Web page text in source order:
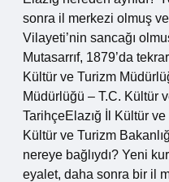
sonra il merkezi olmuş
Vilayeti’nin sancağı
Mutasarrıf, 1879’da
Kültür ve Turizm
Müdürlüğü – T.C. Kültür
TarihçeElazığ İl Kültür
Kültür ve Turizm
nereye bağlıydı? Yeni
eyalet, daha sonra bir il